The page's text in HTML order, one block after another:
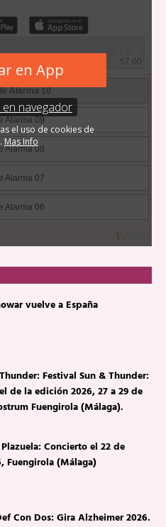
vuelve a España
Festival Sun & Thunder:
de la edición 2026, 27 a 29 de
Fuengirola (Málaga).
Concierto el 22 de
Fuengirola (Málaga)
Con Dos: Gira Alzheimer 2026.